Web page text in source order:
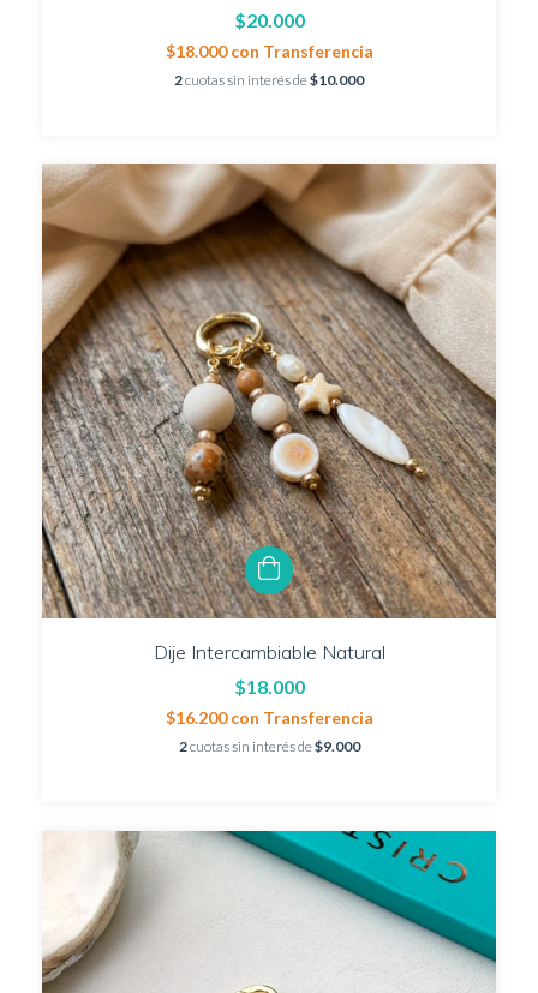
$20.000
$18.000con Transferencia
2cuotas sin interés de$10.000
Dije Intercambiable Natural
$18.000
$16.200con Transferencia
2cuotas sin interés de$9.000